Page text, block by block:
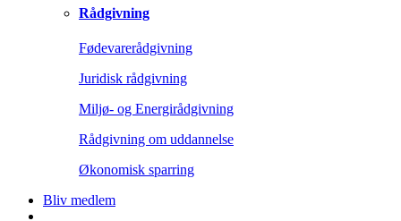
Rådgivning
Fødevarerådgivning
Juridisk rådgivning
Miljø- og Energirådgivning
Rådgivning om uddannelse
Økonomisk sparring
Bliv medlem